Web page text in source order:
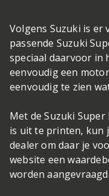
Volgens Suzuki is er
passende Suzuki
speciaal daarvoor in
eenvoudig een
eenvoudig te zien
Met de Suzuki Super
is uit te printen, kun
dealer om daar je
website een
worden aangevraagd.